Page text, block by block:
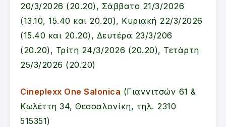
20/3/2026 (20.20), Σάββατο 21/3/2026
(13.10, 15.40 και 20.20), Κυριακή 22/3/2026
(15.40 και 20.20), Δευτέρα 23/3/206
(20.20), Τρίτη 24/3/2026 (20.20), Τετάρτη
25/3/2026 (20.20)
Cineplexx One Salonica (Γιαννιτσών 61 &
Κωλέττη 34, Θεσσαλονίκη, τηλ. 2310
515351)